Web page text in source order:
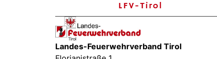
LFV-Tirol
Landes-Feuerwehrverband Tirol